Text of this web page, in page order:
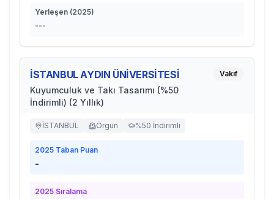
Yerleşen (2025)
---
İSTANBUL AYDIN ÜNİVERSİTESİ
Kuyumculuk ve Takı Tasarımı (%50
İndirimli) (2 Yıllık)
Vakıf
İSTANBUL Örgün %50 İndirimli
2025 Taban Puan
-
2025 Sıralama